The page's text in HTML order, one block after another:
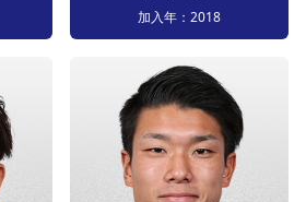
加入年： 2018